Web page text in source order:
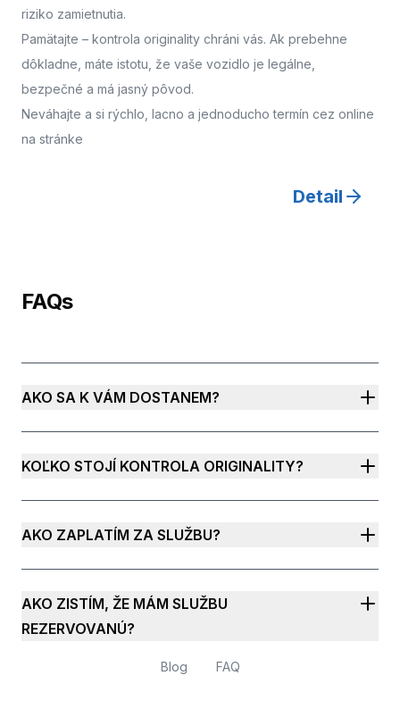
riziko zamietnutia.
Pamätajte – kontrola originality chráni vás. Ak prebehne
dôkladne, máte istotu, že vaše vozidlo je legálne,
bezpečné a má jasný pôvod.
Neváhajte a si rýchlo, lacno a jednoducho termín cez online
na stránke
Detail
FAQs
AKO SA K VÁM DOSTANEM?
KOĽKO STOJÍ KONTROLA ORIGINALITY?
AKO ZAPLATÍM ZA SLUŽBU?
AKO ZISTÍM, ŽE MÁM SLUŽBU
REZERVOVANÚ?
Blog FAQ